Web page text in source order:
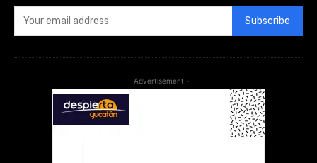
Subscribe
- Advertisement -